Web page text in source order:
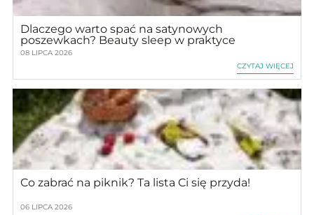
Dlaczego warto spać na satynowych
poszewkach? Beauty sleep w praktyce
08 LIPCA 2026
CZYTAJ WIĘCEJ
Co zabrać na piknik? Ta lista Ci się przyda!
06 LIPCA 2026